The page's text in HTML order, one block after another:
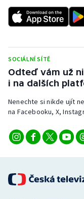
SOCIÁLNÍ SÍTĚ
Odteď vám už
i na dalších
Nenechte si nikde ujít
na Facebooku, X,